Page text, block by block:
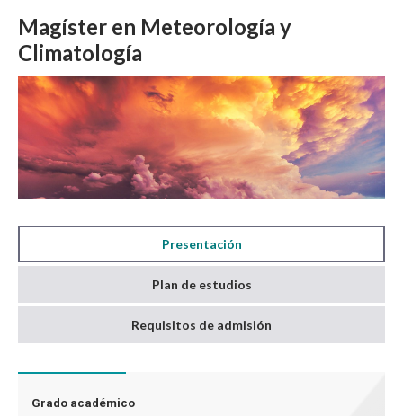
BIBLIOTECA
LABORATORIOS
Ciencias Atmosféricas
Geofísica Aplicada
Magíster en Meteorología y
Climatología
Presentación
Plan de estudios
Requisitos de admisión
Grado académico